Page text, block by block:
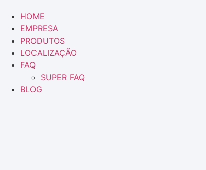
HOME
EMPRESA
PRODUTOS
LOCALIZAÇÃO
FAQ
SUPER FAQ
BLOG